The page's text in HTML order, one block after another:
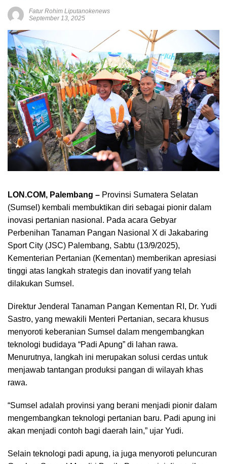
Fatur Rohim Liputanokenews
September 13, 2025
LON.COM, Palembang – Provinsi Sumatera Selatan
(Sumsel) kembali membuktikan diri sebagai pionir dalam
inovasi pertanian nasional. Pada acara Gebyar
Perbenihan Tanaman Pangan Nasional X di Jakabaring
Sport City (JSC) Palembang, Sabtu (13/9/2025),
Kementerian Pertanian (Kementan) memberikan apresiasi
tinggi atas langkah strategis dan inovatif yang telah
dilakukan Sumsel.
Direktur Jenderal Tanaman Pangan Kementan RI, Dr. Yudi
Sastro, yang mewakili Menteri Pertanian, secara khusus
menyoroti keberanian Sumsel dalam mengembangkan
teknologi budidaya “Padi Apung” di lahan rawa.
Menurutnya, langkah ini merupakan solusi cerdas untuk
menjawab tantangan produksi pangan di wilayah khas
rawa.
“Sumsel adalah provinsi yang berani menjadi pionir dalam
mengembangkan teknologi pertanian baru. Padi apung ini
akan menjadi contoh bagi daerah lain,” ujar Yudi.
Selain teknologi padi apung, ia juga menyoroti peluncuran